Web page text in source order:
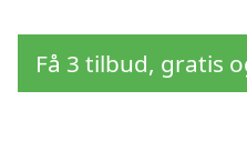
Få 3 tilbud, gratis